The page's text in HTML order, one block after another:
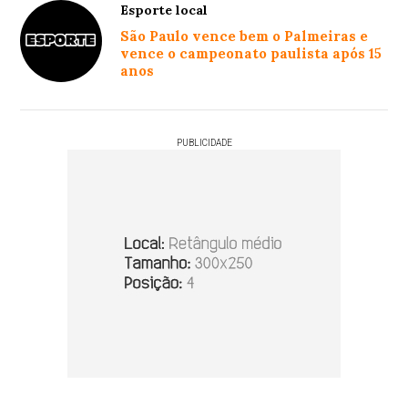
Esporte local
São Paulo vence bem o Palmeiras e
vence o campeonato paulista após 15
anos
PUBLICIDADE